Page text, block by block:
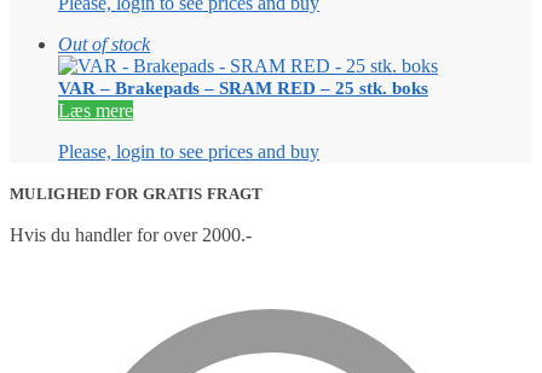
Out of stock
VAR – Brakepads – SRAM RED – 25 stk. boks
Læs mere
Please, login to see prices and buy
MULIGHED FOR GRATIS FRAGT
Hvis du handler for over 2000.-